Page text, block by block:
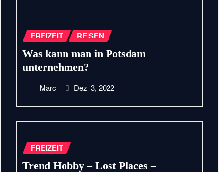
FREIZEIT REISEN
Was kann man in Potsdam
unternehmen?
Marc Dez. 3, 2022
FREIZEIT
Trend Hobby – Lost Places –